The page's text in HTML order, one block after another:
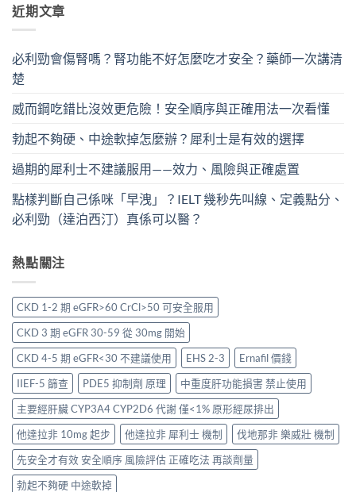
近期文章
必利勁會傷腎嗎？腎功能不好怎麼吃才安全？藥師一次講清
楚
威而鋼吃錯比沒效更危險！安全順序與正確用法一次看懂
勃起不夠硬、中途軟掉怎麼辦？犀利士是有效的選擇
過期的犀利士不建議服用——效力、風險與正確處置
點樣判斷自己係咪「早洩」？IELT 幾秒先叫線、定義點分、
必利勁（達泊西汀）真係可以醫？
熱點關注
CKD 1-2 期 eGFR>60 CrCl>50 可安全服用
CKD 3 期 eGFR 30-59 從 30mg 開始
CKD 4-5 期 eGFR<30 不建議使用
EHS 2-3
Ernafil 價錢
IIEF-5 篩查
PDE5 抑制劑 原理
中重度肝功能損害 禁止使用
主要經肝臟 CYP3A4 CYP2D6 代謝 僅<1% 原形經尿排出
他達拉非 10mg 起步
他達拉非 犀利士 機制
伐地那非 樂威壯 機制
先安全才有效 安全順序 風險評估 正確吃法 再談劑量
勃起不夠硬 中途軟掉